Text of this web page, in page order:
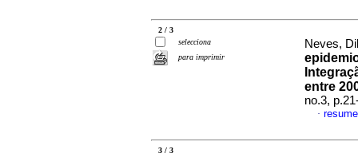
2 / 3
selecciona
para imprimir
Neves,
entre
no.3,
·
3 / 3